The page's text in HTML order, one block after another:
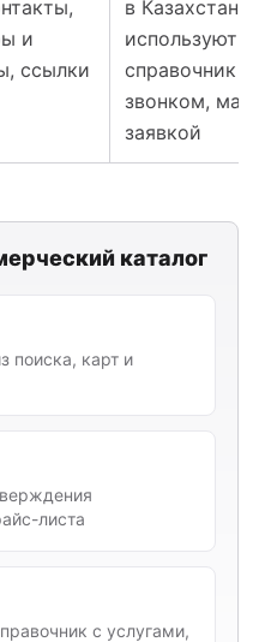
и
ссылки
в Казахстане
используют как
справочник
звонком,
заявкой
каталог
поиска, карт и
листа
с услугами,